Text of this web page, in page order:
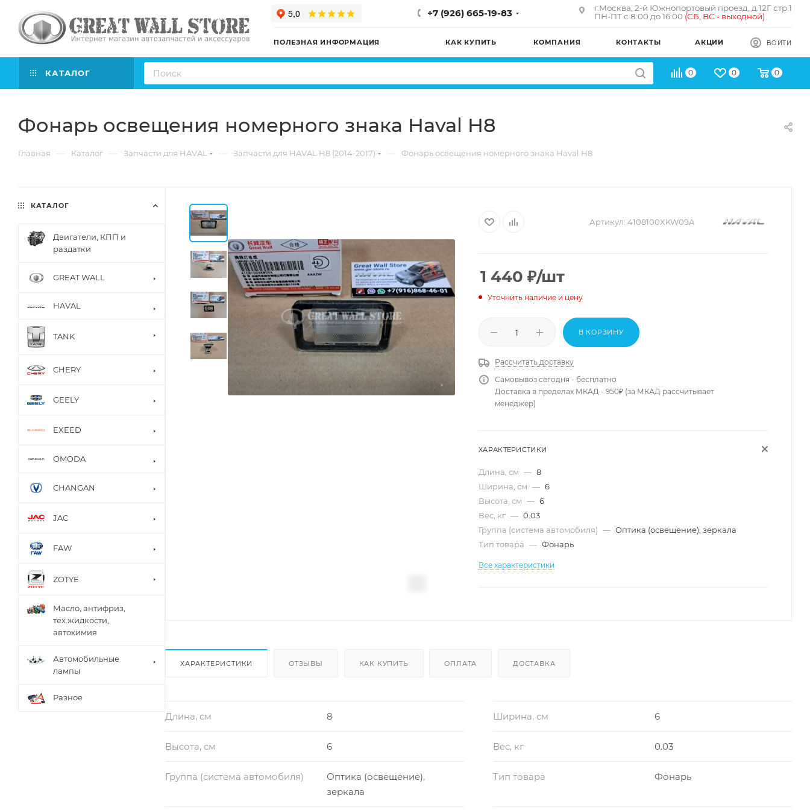
+7 (926) 665-19-83
г.Москва, 2-й Южнопортовый проезд, д.12Г стр.1
ПН-ПТ с 8:00 до 16:00 (СБ, ВС - выходной)
ПОЛЕЗНАЯ ИНФОРМАЦИЯ КАК КУПИТЬ КОМПАНИЯ КОНТАКТЫ АКЦИИ ВОЙТИ
КАТАЛОГ 0 0 0
Фонарь освещения номерного знака Haval H8
Главная — Каталог — Запчасти для HAVAL — Запчасти для HAVAL H8 (2014-2017) — Фонарь освещения номерного знака Haval H8
Артикул: 4108100XKW09A
1 440 ₽/шт
Уточнить наличие и цену
В КОРЗИНУ
Рассчитать доставку
Самовывоз сегодня - бесплатно
Доставка в пределах МКАД - 950₽ (за МКАД рассчитывает
менеджер)
ХАРАКТЕРИСТИКИ
Длина, см — 8
Ширина, см — 6
Высота, см — 6
Вес, кг — 0.03
Группа (система автомобиля) — Оптика (освещение), зеркала
Тип товара — Фонарь
Все характеристики
ХАРАКТЕРИСТИКИ ОТЗЫВЫ КАК КУПИТЬ ОПЛАТА ДОСТАВКА
Длина, см 8 Ширина, см 6
Высота, см 6 Вес, кг 0.03
Группа (система автомобиля)
Оптика (освещение),
зеркала
Тип товара Фонарь
КАТАЛОГ
Двигатели, КПП и
раздатки
GREAT WALL
HAVAL
TANK
CHERY
GEELY
EXEED
OMODA
CHANGAN
JAC
FAW
ZOTYE
Масло, антифриз,
тех.жидкости,
автохимия
Автомобильные
лампы
Разное